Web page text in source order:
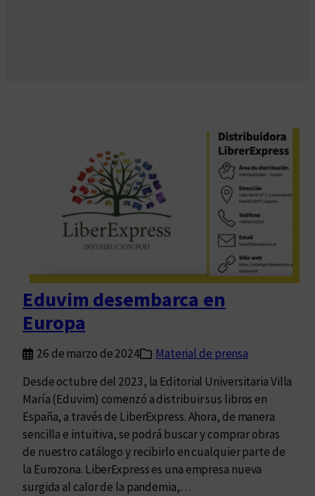
Eduvim desembarca en
Europa
26 de marzo de 2024
Material de prensa
Desde octubre del 2023, la Editorial Universitaria Villa
María (Eduvim) comenzó a distribuir sus libros en
España, a través de LiberExpress. Ahora, de manera
sencilla e intuitiva, se podrá buscar y comprar obras
de nuestro catálogo y recibirlo en cualquier parte de
la Eurozona. LiberExpress es una empresa nueva
surgida al calor de la pandemia,…